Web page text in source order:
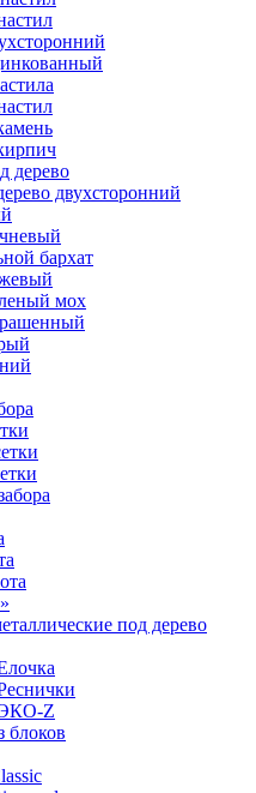
дерево
двухсторонний
бархат
мох
под дерево
Z
блоков